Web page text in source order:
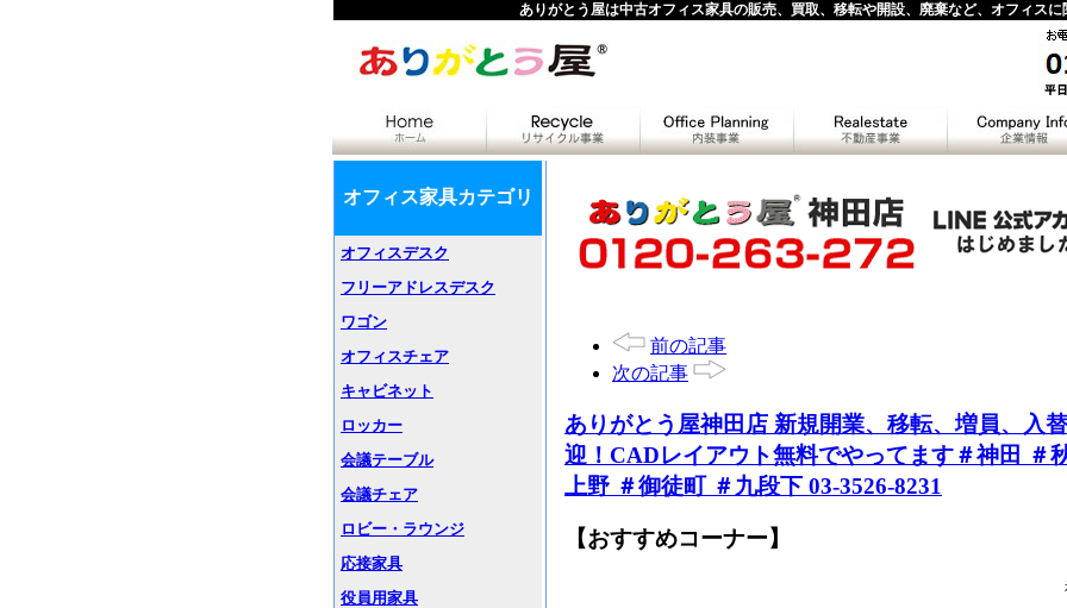
ありがとう屋は中古オフィス家具の販売、買取、移転や開設、廃棄など、オフィス
前の記事
次の記事
ありがとう屋神田店 新規開業、移転、増員、入
迎！CADレイアウト無料でやってます＃神田 ＃
上野 ＃御徒町 ＃九段下 03-3526-8231
【おすすめコーナー】
オフィス家具カテゴリ
オフィスデスク
フリーアドレスデスク
ワゴン
オフィスチェア
キャビネット
ロッカー
会議テーブル
会議チェア
ロビー・ラウンジ
応接家具
役員用家具